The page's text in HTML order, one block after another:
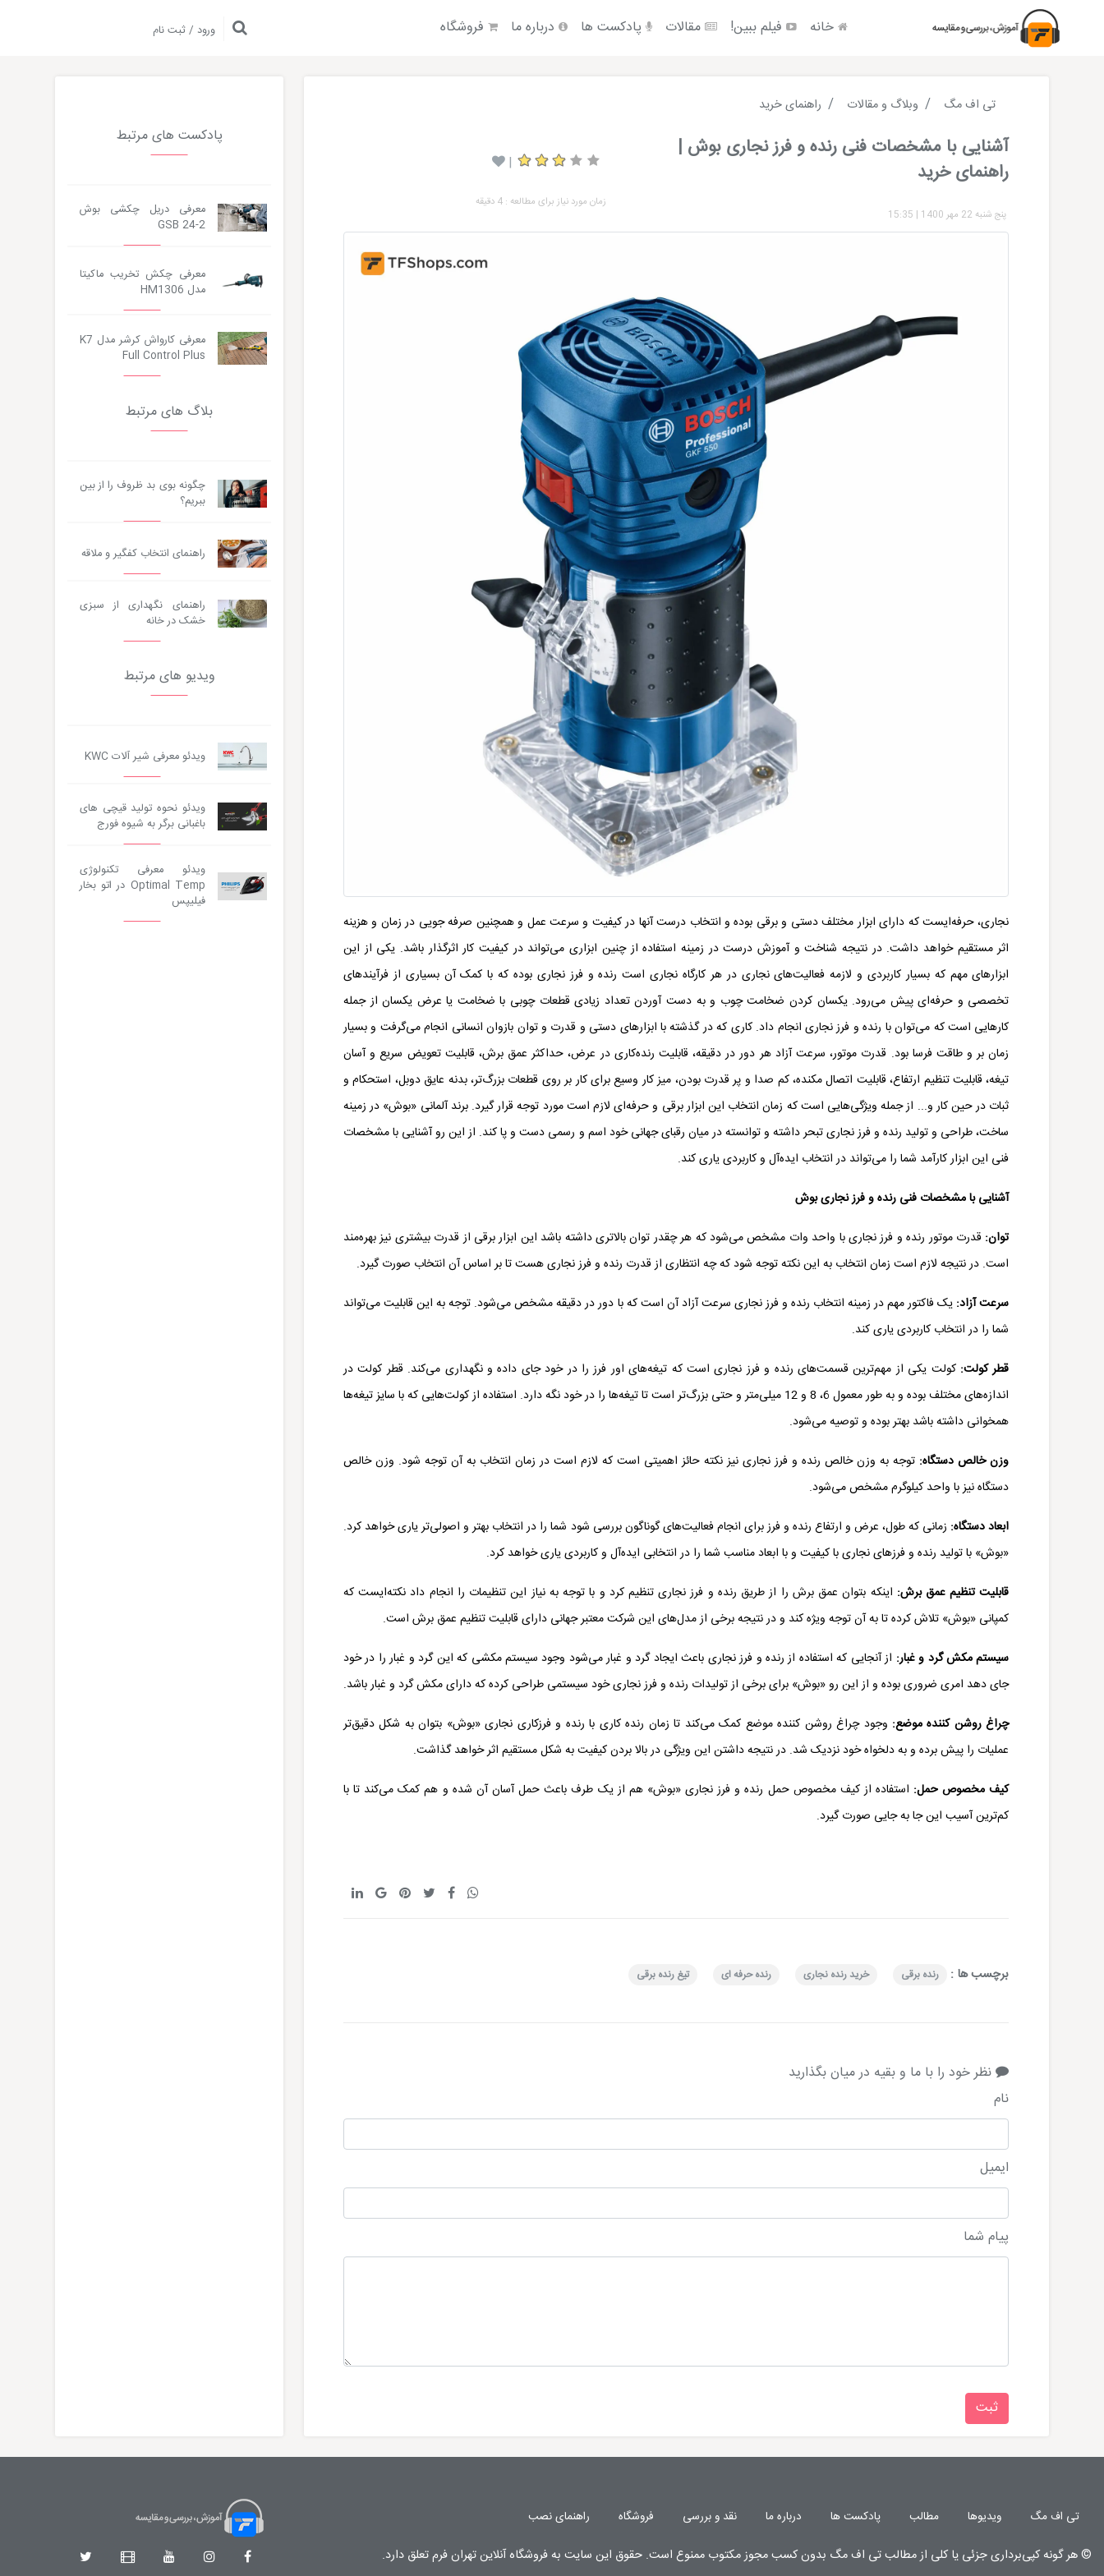
خانه فیلم ببین! مقالات پادکست ها درباره ما فروشگاه ورود / ثبت نام
تی اف مگ وبلاگ و مقالات راهنمای خرید
آشنایی با مشخصات فنی رنده و فرز نجاری بوش |
راهنمای خرید
پنج شنبه 22 مهر 1400 |
15:35
|
زمان مورد نیاز برای مطالعه : 4 دقیقه
نجاری، حرفه‌ایست که دارای ابزار مختلف دستی و برقی بوده و انتخاب درست آنها در کیفیت و سرعت عمل و همچنین صرفه جویی در زمان و هزینه
اثر مستقیم خواهد داشت. در نتیجه شناخت و آموزش درست در زمینه استفاده از چنین ابزاری می‌‌تواند در کیفیت کار اثرگذار باشد. یکی از این
ابزارهای مهم که بسیار کاربردی و لازمه فعالیت‌های نجاری در هر کارگاه نجاری است رنده و فرز نجاری بوده که با کمک آن بسیاری از فرآیندهای
تخصصی و حرفه‌ای پیش می‌رود. یکسان کردن ضخامت چوب و به دست آوردن تعداد زیادی قطعات چوبی با ضخامت یا عرض یکسان از جمله
کارهایی است که می‌توان با رنده و فرز نجاری انجام داد. کاری که در گذشته با ابزارهای دستی و قدرت و توان بازوان انسانی انجام می‌گرفت و بسیار
زمان بر و طاقت فرسا بود. قدرت موتور، سرعت آزاد هر دور در دقیقه، قابلیت رنده‌کاری در عرض، حداکثر عمق برش، قابلیت تعویض سریع و آسان
تیغه، قابلیت تنظیم ارتفاع، قابلیت اتصال مکنده، کم صدا و پر قدرت بودن، میز کار وسیع برای کار بر روی قطعات بزرگ‌تر، بدنه عایق دوبل، استحکام و
ثبات در حین کار و... از جمله ویژگی‌هایی است که زمان انتخاب این ابزار برقی و حرفه‌ای لازم است مورد توجه قرار گیرد. برند آلمانی «بوش» در زمینه
ساخت، طراحی و تولید رنده و فرز نجاری تبحر داشته و توانسته در میان رقبای جهانی خود اسم و رسمی دست و پا کند. از این رو آشنایی با مشخصات
فنی این ابزار کارآمد شما را می‌تواند در انتخاب ایده‌آل و کاربردی یاری کند.
آشنایی با مشخصات فنی رنده و فرز نجاری بوش
توان: قدرت موتور رنده و فرز نجاریبا واحد وات مشخص می‌شود که هر چقدر توان بالاتری داشته باشد این ابزار برقی از قدرت بیشتری نیز بهره‌مند
است. در نتیجه لازم است زمان انتخاب به این نکته توجه شود که چه انتظاری از قدرت رنده و فرز نجاری هست تا بر اساس آن انتخاب صورت گیرد.
سرعت آزاد: یک فاکتور مهم در زمینه انتخاب رنده و فرز نجاری سرعت آزاد آن است که با دور در دقیقه مشخص می‌شود. توجه به این قابلیت می‌تواند
شما را در انتخاب کاربردی یاری کند.
قطر کولت: کولت یکی از مهم‌ترین قسمت‌های رنده و فرز نجاری است که تیغه‌های اور فرزرا در خود جای داده و نگهداری می‌‌کند. قطر کولت در
اندازه‌های مختلف بوده و به طور معمول 6، 8 و 12 میلی‌متر و حتی بزرگ‌تر است تا تیغه‌ها را در خود نگه دارد. استفاده از کولت‌هایی که با سایز تیغه‌ها
همخوانی داشته باشد بهتر بوده و توصیه می‌شود.
وزن خالص دستگاه: توجه به وزن خالص رنده و فرز نجارینیز نکته حائز اهمیتی است که لازم است در زمان انتخاب به آن توجه شود. وزن خالص
دستگاه نیز با واحد کیلوگرم مشخص می‌شود.
ابعاد دستگاه: زمانی که طول، عرض و ارتفاع رنده و فرزبرای انجام فعالیت‌های گوناگون بررسی شود شما را در انتخاب بهتر و اصولی‌تر یاری خواهد کرد.
«بوش» با تولید رنده و فرزهای نجاری با کیفیت و با ابعاد مناسب شما را در انتخابی ایده‌آل و کاربردی یاری خواهد کرد.
قابلیت تنظیم عمق برش: اینکه بتوان عمق برش را از طریق رنده و فرز نجاری تنظیم کرد و با توجه به نیاز این تنظیمات را انجام داد نکته‌ایست که
کمپانی «بوش» تلاش کرده تا به آن توجه ویژه کند و در نتیجه برخی از مدل‌های این شرکت معتبر جهانی دارای قابلیت تنظیم عمق برش است.
سیستم مکش گرد و غبار: از آنجایی که استفاده ازرنده و فرز نجاری باعث ایجاد گرد و غبار می‌شود وجود سیستم مکشی که این گرد و غبار را در خود
جای دهد امری ضروری بوده و از این رو «بوش» برای برخی از تولیدات رنده و فرز نجاری خود سیستمی طراحی کرده که دارای مکش گرد و غبار باشد.
چراغ روشن کننده موضع: وجود چراغ روشن کننده موضع کمک می‌کند تا زمان رنده کاری با رنده و فرزکاری نجاری «بوش» بتوان به شکل دقیق‌تر
عملیات را پیش برده و به دلخواه خود نزدیک شد. در نتیجه داشتن این ویژگی در بالا بردن کیفیت به شکل مستقیم اثر خواهد گذاشت.
کیف مخصوص حمل: استفاده از کیف مخصوص حمل رنده و فرز نجاری «بوش» هم از یک طرف باعث حمل آسان آن شده و هم کمک می‌کند تا با
کم‌ترین آسیب این جا به جایی صورت گیرد.
برچسب ها : رنده برقی خرید رنده نجاری رنده حرفه ای تیغ رنده برقی
نظر خود را با ما و بقیه در میان بگذارید
نام
ایمیل
پیام شما
پادکست های مرتبط
معرفی دریل چکشی بوش
GSB 24-2
معرفی چکش تخریب ماکیتا
مدل HM1306
معرفی کارواش کرشر مدل K7
Full Control Plus
بلاگ های مرتبط
چگونه بوی بد ظروف را از بین
ببریم؟
راهنمای انتخاب کفگیر و ملاقه
راهنمای نگهداری از سبزی
خشک در خانه
ویدیو های مرتبط
ویدئو معرفی شیر آلات KWC
ویدئو نحوه تولید قیچی های
باغبانی برگر به شیوه فورج
ویدئو معرفی تکنولوژی
Optimal Temp در اتو بخار
فیلیپس
تی اف مگ ویدیوها مطالب پادکست ها درباره ما نقد و بررسی فروشگاه راهنمای نصب
© هر گونهکپی‌برداری جزئی یا کلی از مطالب تی اف مگ بدون کسب مجوز مکتوب ممنوع است. حقوق این سایت به فروشگاه آنلاین تهران فرمتعلق دارد.